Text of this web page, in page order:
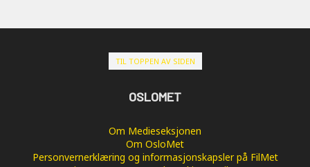
TIL TOPPEN AV SIDEN
OSLOMET
Om Medieseksjonen
Om OsloMet
Personvernerklæring og informasjonskapsler på FilMet